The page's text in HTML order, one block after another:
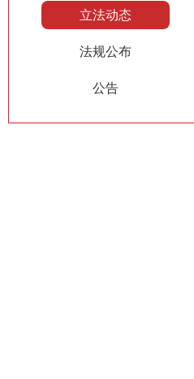
立法动态
法规公布
公告